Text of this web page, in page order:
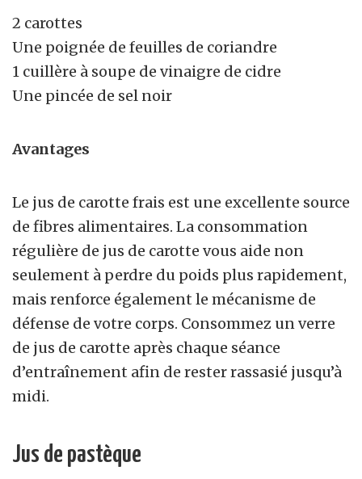
2 carottes
Une poignée de feuilles de coriandre
1 cuillère à soupe de vinaigre de cidre
Une pincée de sel noir
Avantages
Le jus de carotte frais est une excellente source
de fibres alimentaires. La consommation
régulière de jus de carotte vous aide non
seulement à perdre du poids plus rapidement,
mais renforce également le mécanisme de
défense de votre corps. Consommez un verre
de jus de carotte après chaque séance
d’entraînement afin de rester rassasié jusqu’à
midi.
Jus de pastèque